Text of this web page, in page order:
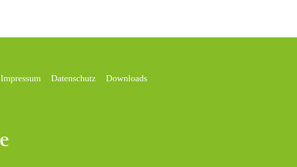
Impressum Datenschutz Downloads